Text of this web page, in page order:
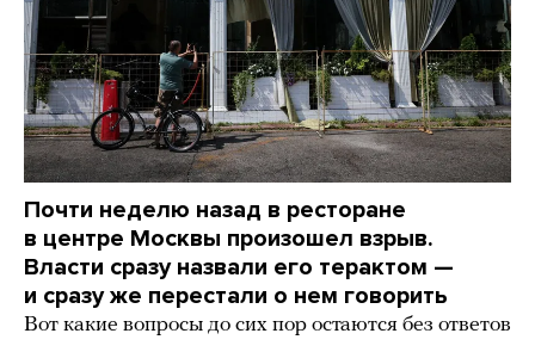
Почти неделю назад в ресторане
в центре Москвы произошел взрыв.
Власти сразу назвали его терактом —
и сразу же перестали о нем говорить
Вот какие вопросы до сих пор остаются без ответов